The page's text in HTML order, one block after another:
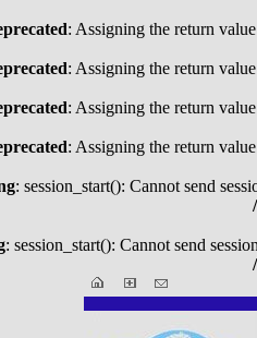
: Assigning the return
: Assigning the return
: Assigning the return
: Assigning the return
: session_start(): Cannot send
: session_start(): Cannot send